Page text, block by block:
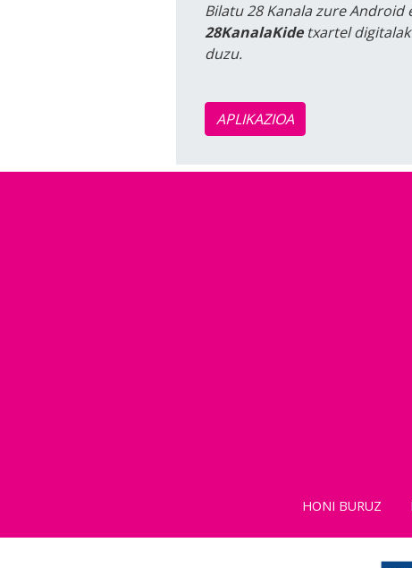
Bilatu 28 Kanala zure Android
28KanalaKidetxartel digitalak
duzu.
APLIKAZIOA
HONI BURUZ